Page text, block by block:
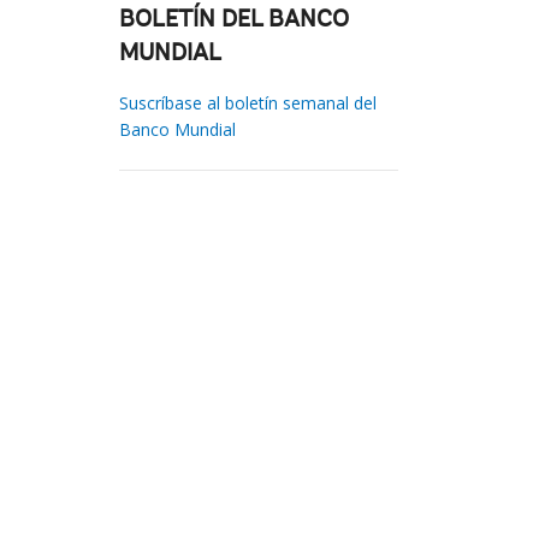
BOLETÍN DEL BANCO
MUNDIAL
Suscríbase al boletín semanal del
Banco Mundial